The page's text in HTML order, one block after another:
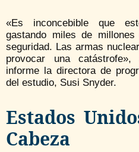
«Es inconcebible que
gastando miles de
seguridad. Las armas
provocar una
informe la directora de
del estudio, Susi Snyder.
Estados
Cabeza